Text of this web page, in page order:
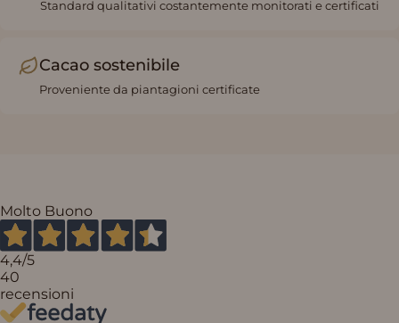
Standard qualitativi costantemente monitorati e certificati
Cacao sostenibile
Proveniente da piantagioni certificate
Molto Buono
4,4/5
40
recensioni